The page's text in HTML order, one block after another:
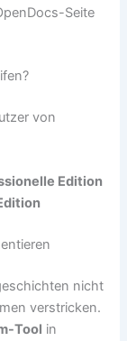
Seite
von
Edition
nicht
verstricken.
Tool in